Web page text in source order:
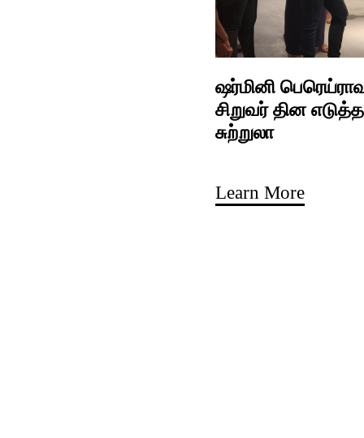
ஷர்மினி
சிறுவர் தின
சுற்றுலா
Learn More